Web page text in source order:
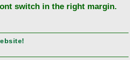
switch in the right margin.